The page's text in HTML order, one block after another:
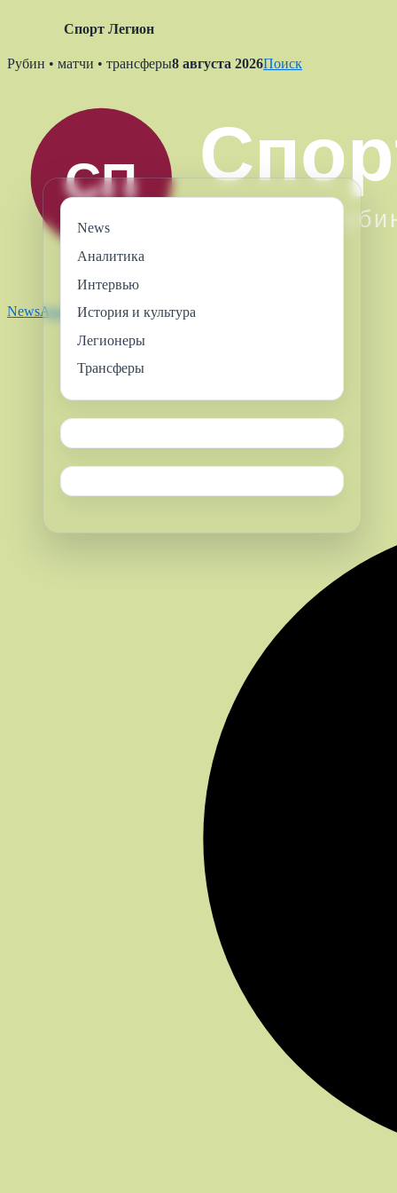
Спорт Легион
Skip
Рубин • матчи • трансферы8 августа 2026Поиск
NewsАналитикаИнтервьюЛегионеры
News
Аналитика
Интервью
История и культура
Легионеры
Трансферы